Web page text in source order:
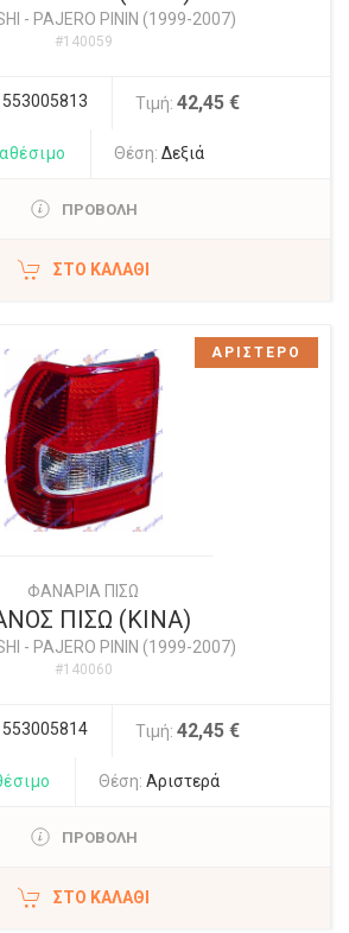
- PAJERO PININ (1999-2007)
#140059
553005813 Τιμή: 42,45 €
Θέση: Δεξιά
ΠΡΟΒΟΛΗ
ΣΤΟ ΚΑΛΆΘΙ
ΦΑΝΑΡΙΑ ΠΙΣΩ
ΠΙΣΩ (ΚΙΝΑ)
- PAJERO PININ (1999-2007)
#140060
553005814 Τιμή: 42,45 €
Θέση: Αριστερά
ΠΡΟΒΟΛΗ
ΣΤΟ ΚΑΛΆΘΙ
ΑΡΙΣΤΕΡΟ